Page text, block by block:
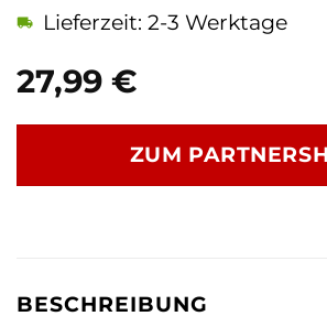
27,99 €
Lieferzeit: 2-3 Werktage
ZUM
BESCHREIBUNG